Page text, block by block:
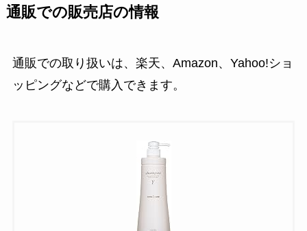
通販での販売店の情報
通販での取り扱いは、楽天、Amazon、Yahoo!ショ
ッピングなどで購入できます。